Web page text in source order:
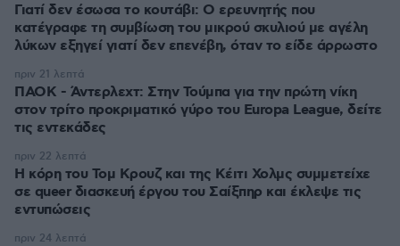
Γιατί δεν έσωσα το κουτάβι: Ο ερευνητής που
κατέγραφε τη συμβίωση του μικρού σκυλιού με αγέλη
λύκων εξηγεί γιατί δεν επενέβη, όταν το είδε άρρωστο
ΠΑΟΚ - Άντερλεχτ: Στην Τούμπα για την πρώτη νίκη
στον τρίτο προκριματικό γύρο του Europa League, δείτε
τις εντεκάδες
πριν 21 λεπτά
Η κόρη του Τομ Κρουζ και της Κέιτι Χολμς συμμετείχε
σε queer διασκευή έργου του Σαίξπηρ και έκλεψε τις
εντυπώσεις
πριν 22 λεπτά
πριν 24 λεπτά